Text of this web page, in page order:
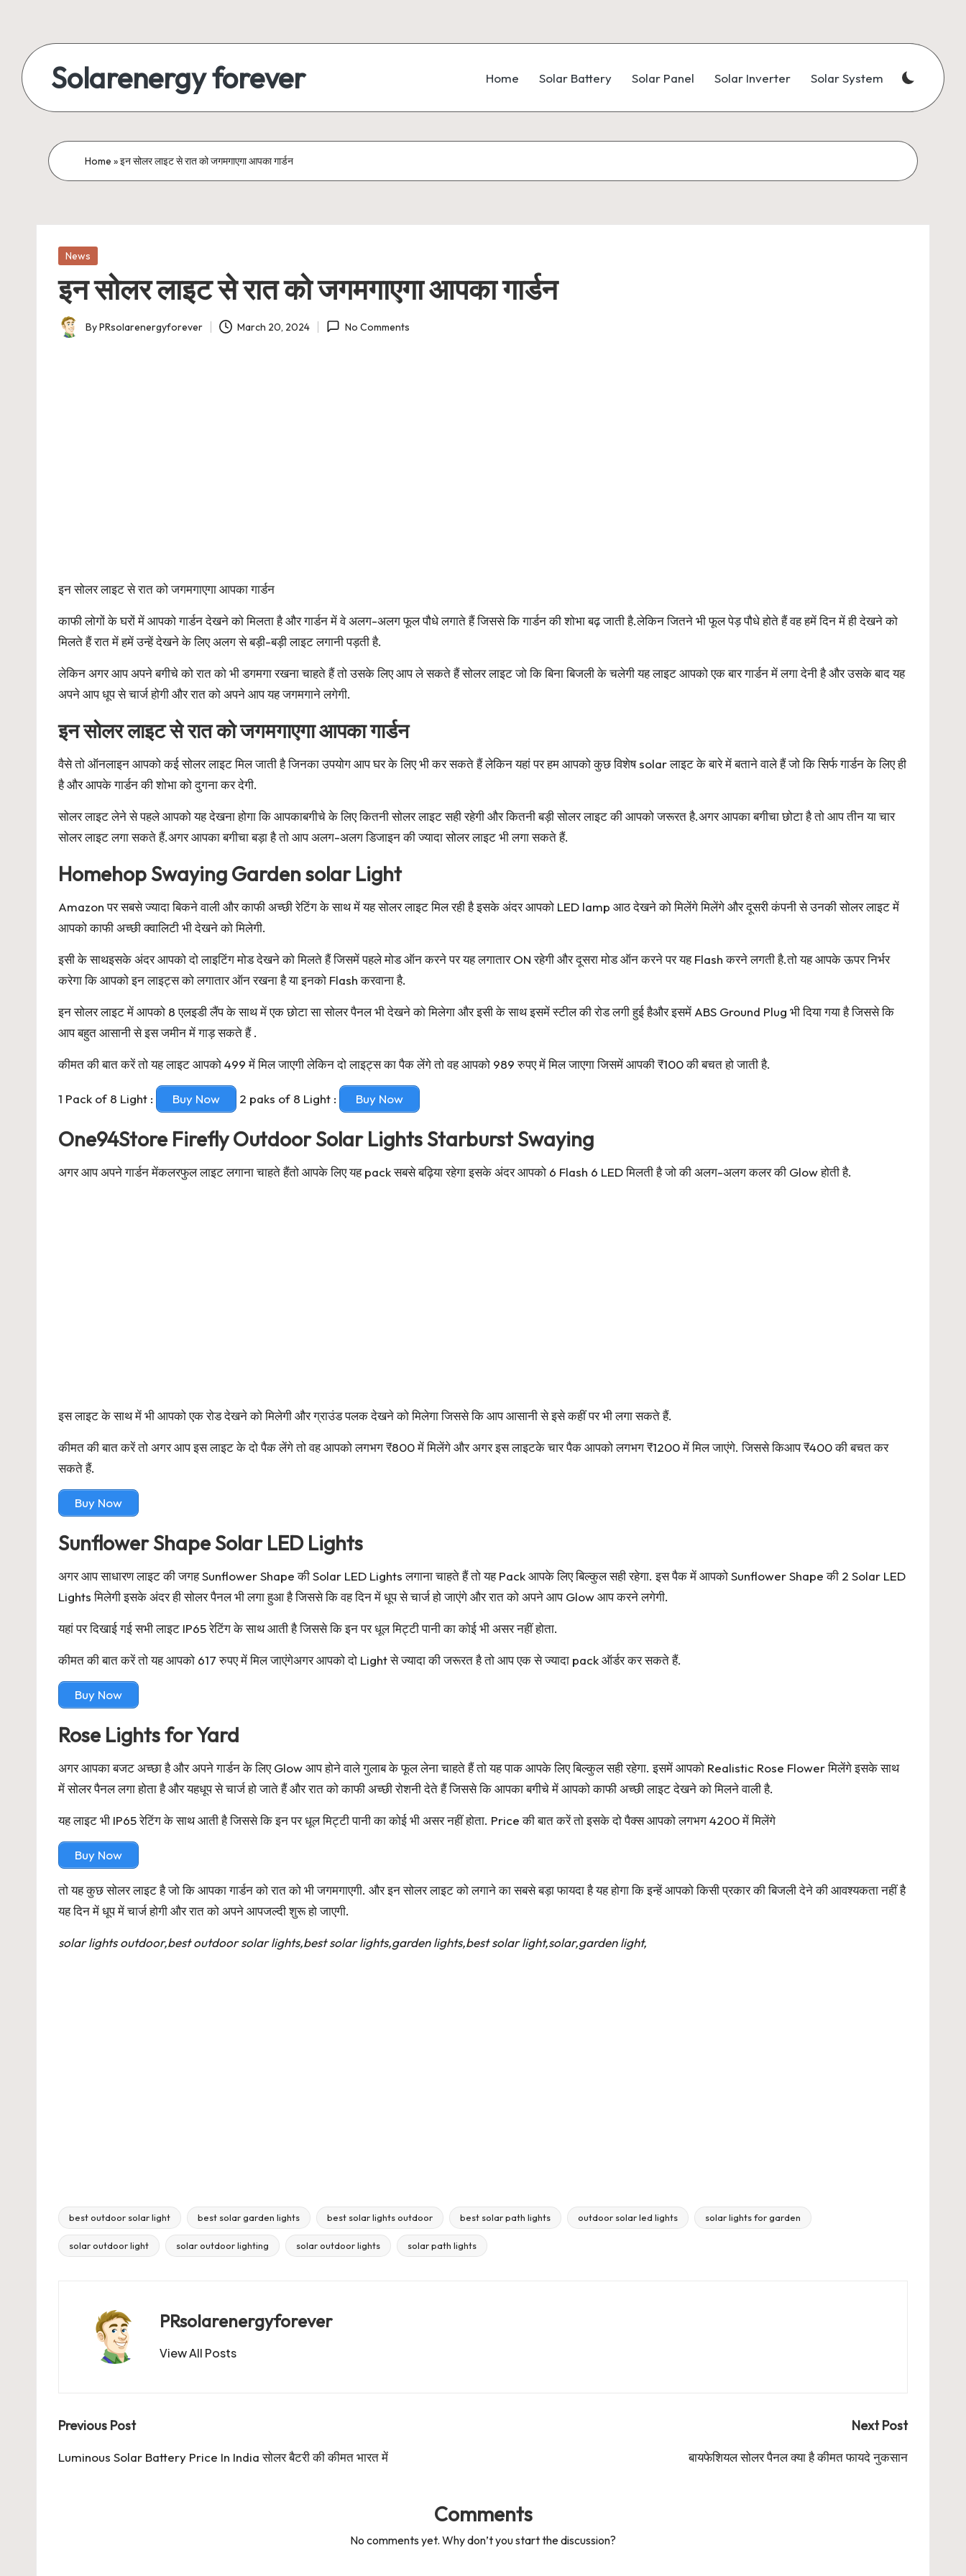
content
Solarenergy forever
बिजली
Home Solar Battery Solar Panel Solar Inverter Solar System
Home »इन सोलर लाइट से रात को जगमगाएगा आपका गार्डन
Posted
News
इन सोलर लाइट से रात को जगमगाएगा आपका गार्डन
Posted
ByPRsolarenergyforever March 20, 2024 No Comments
इन सोलर लाइट से रात को जगमगाएगा आपका गार्डन
काफी लोगों के घरों में आपको गार्डन देखने को मिलता है और गार्डन में वे अलग-अलग फूल पौधे लगाते हैं जिससे कि गार्डन की शोभा बढ़ जाती है.लेकिन जितने भी फूल पेड़ पौधे होते हैं वह हमें दिन में ही देखने को
मिलते हैं रात में हमें उन्हें देखने के लिए अलग से बड़ी-बड़ी लाइट लगानी पड़ती है.
लेकिन अगर आप अपने बगीचे को रात को भी डगमगा रखना चाहते हैं तो उसके लिए आप ले सकते हैं सोलर लाइट जो कि बिना बिजली के चलेगी यह लाइट आपको एक बार गार्डन में लगा देनी है और उसके बाद यह
अपने आप धूप से चार्ज होगी और रात को अपने आप यह जगमगाने लगेगी.
इन सोलर लाइट से रात को जगमगाएगा आपका गार्डन
वैसे तो ऑनलाइन आपको कई सोलर लाइट मिल जाती है जिनका उपयोग आप घर के लिए भी कर सकते हैं लेकिन यहां पर हम आपको कुछ विशेष solar लाइट के बारे में बताने वाले हैं जो कि सिर्फ गार्डन के लिए ही
है और आपके गार्डन की शोभा को दुगना कर देगी.
सोलर लाइट लेने से पहले आपको यह देखना होगा कि आपकाबगीचे के लिए कितनी सोलर लाइट सही रहेगी और कितनी बड़ी सोलर लाइट की आपको जरूरत है.अगर आपका बगीचा छोटा है तो आप तीन या चार
सोलर लाइट लगा सकते हैं.अगर आपका बगीचा बड़ा है तो आप अलग-अलग डिजाइन की ज्यादा सोलर लाइट भी लगा सकते हैं.
Homehop Swaying Garden solar Light
Amazon पर सबसे ज्यादा बिकने वाली और काफी अच्छी रेटिंग के साथ में यह सोलर लाइट मिल रही है इसके अंदर आपको LED lamp आठ देखने को मिलेंगे मिलेंगे और दूसरी कंपनी से उनकी सोलर लाइट में
आपको काफी अच्छी क्वालिटी भी देखने को मिलेगी.
इसी के साथइसके अंदर आपको दो लाइटिंग मोड देखने को मिलते हैं जिसमें पहले मोड ऑन करने पर यह लगातार ON रहेगी और दूसरा मोड ऑन करने पर यह Flash करने लगती है.तो यह आपके ऊपर निर्भर
करेगा कि आपको इन लाइट्स को लगातार ऑन रखना है या इनको Flash करवाना है.
इन सोलर लाइट में आपको 8 एलइडी लैंप के साथ में एक छोटा सा सोलर पैनल भी देखने को मिलेगा और इसी के साथ इसमें स्टील की रोड लगी हुई हैऔर इसमें ABS Ground Plug भी दिया गया है जिससे कि
आप बहुत आसानी से इस जमीन में गाड़ सकते हैं .
कीमत की बात करें तो यह लाइट आपको 499 में मिल जाएगी लेकिन दो लाइट्स का पैक लेंगे तो वह आपको 989 रुपए में मिल जाएगा जिसमें आपकी ₹100 की बचत हो जाती है.
1 Pack of 8 Light : Buy Now 2 paks of 8 Light : Buy Now
One94Store Firefly Outdoor Solar Lights Starburst Swaying
अगर आप अपने गार्डन मेंकलरफुल लाइट लगाना चाहते हैंतो आपके लिए यह pack सबसे बढ़िया रहेगा इसके अंदर आपको 6 Flash 6 LED मिलती है जो की अलग-अलग कलर की Glow होती है.
इस लाइट के साथ में भी आपको एक रोड देखने को मिलेगी और ग्राउंड पलक देखने को मिलेगा जिससे कि आप आसानी से इसे कहीं पर भी लगा सकते हैं.
कीमत की बात करें तो अगर आप इस लाइट के दो पैक लेंगे तो वह आपको लगभग ₹800 में मिलेंगे और अगर इस लाइटके चार पैक आपको लगभग ₹1200 में मिल जाएंगे. जिससे किआप ₹400 की बचत कर
सकते हैं.
Buy Now
Sunflower Shape Solar LED Lights
अगर आप साधारण लाइट की जगह Sunflower Shape की Solar LED Lights लगाना चाहते हैं तो यह Pack आपके लिए बिल्कुल सही रहेगा. इस पैक में आपको Sunflower Shape की 2 Solar LED
Lights मिलेगी इसके अंदर ही सोलर पैनल भी लगा हुआ है जिससे कि वह दिन में धूप से चार्ज हो जाएंगे और रात को अपने आप Glow आप करने लगेगी.
यहां पर दिखाई गई सभी लाइट IP65 रेटिंग के साथ आती है जिससे कि इन पर धूल मिट्टी पानी का कोई भी असर नहीं होता.
कीमत की बात करें तो यह आपको 617 रुपए में मिल जाएंगेअगर आपको दो Light से ज्यादा की जरूरत है तो आप एक से ज्यादा pack ऑर्डर कर सकते हैं.
Buy Now
Rose Lights for Yard
अगर आपका बजट अच्छा है और अपने गार्डन के लिए Glow आप होने वाले गुलाब के फूल लेना चाहते हैं तो यह पाक आपके लिए बिल्कुल सही रहेगा. इसमें आपको Realistic Rose Flower मिलेंगे इसके साथ
में सोलर पैनल लगा होता है और यहधूप से चार्ज हो जाते हैं और रात को काफी अच्छी रोशनी देते हैं जिससे कि आपका बगीचे में आपको काफी अच्छी लाइट देखने को मिलने वाली है.
यह लाइट भी IP65 रेटिंग के साथ आती है जिससे कि इन पर धूल मिट्टी पानी का कोई भी असर नहीं होता. Price की बात करें तो इसके दो पैक्स आपको लगभग 4200 में मिलेंगे
Buy Now
तो यह कुछ सोलर लाइट है जो कि आपका गार्डन को रात को भी जगमगाएगी. और इन सोलर लाइट को लगाने का सबसे बड़ा फायदा है यह होगा कि इन्हें आपको किसी प्रकार की बिजली देने की आवश्यकता नहीं है
यह दिन में धूप में चार्ज होगी और रात को अपने आपजल्दी शुरू हो जाएगी.
solar lights outdoor,best outdoor solar lights,best solar lights,garden lights,best solar light,solar,garden light,
Tags:
best outdoor solar light best solar garden lights best solar lights outdoor best solar path lights outdoor solar led lights solar lights for garden
solar outdoor light solar outdoor lighting solar outdoor lights solar path lights
PRsolarenergyforever
View All Posts
Post
navigation
Previous Post
Luminous Solar Battery Price In India सोलर बैटरी की कीमत भारत में
Next Post
बायफेशियल सोलर पैनल क्या है कीमत फायदे नुकसान
Comments
No comments yet. Why don’t you start the discussion?